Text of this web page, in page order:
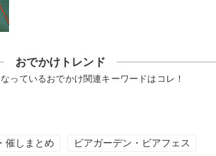
おでかけトレンド
っているおでかけ関連キーワードはコレ！
催しまとめ ビアガーデン・ビアフェス